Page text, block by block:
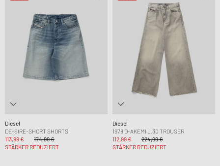
Diesel
DE-SIRE-SHORT SHORTS
113,99 €
174,99 €
STÄRKER REDUZIERT
Diesel
1978 D-AKEMI L.30 TROUSER
112,99 €
224,99 €
STÄRKER REDUZIERT